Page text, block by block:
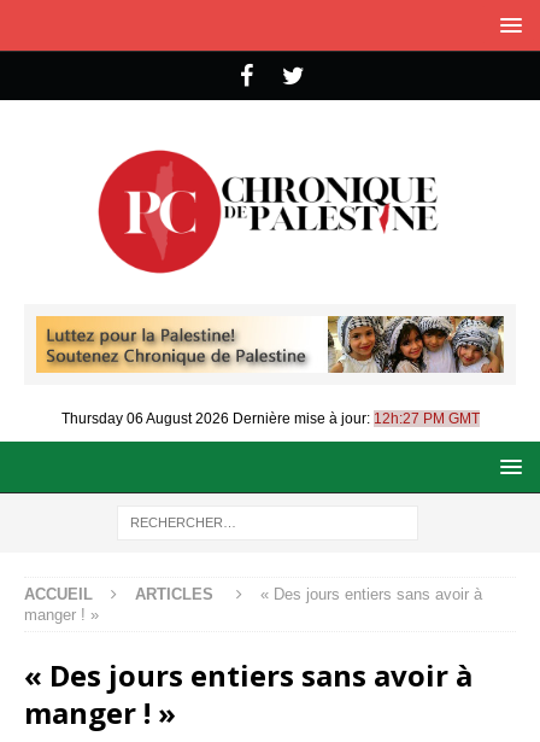
Thursday 06 August 2026 Dernière mise à jour: 12h:27 PM GMT
ACCUEIL ARTICLES
« Des jours entiers sans avoir à
manger ! »
« Des jours entiers sans avoir à
manger ! »